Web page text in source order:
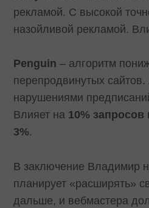
рекламой. С высокой
назойливой рекламой.
Penguin – алгоритм
перепродвинутых
нарушениями
Влияет на 10% запросов
3%.
В заключение Владимир
планирует «расширять»
дальше, и вебмастера